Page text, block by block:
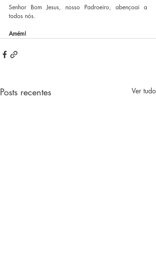
Senhor Bom Jesus, nosso Padroeiro, abençoai a
todos nós.
Amém!
Posts recentes Ver tudo